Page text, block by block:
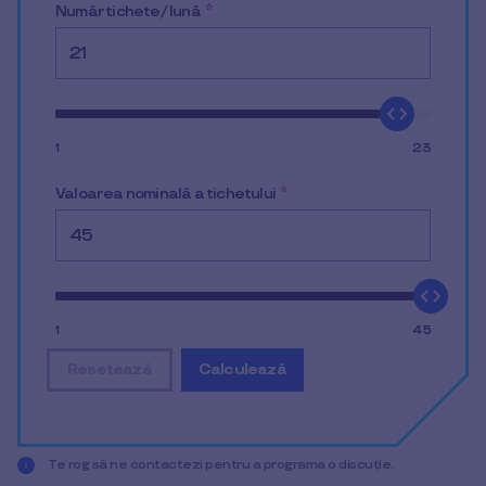
Număr tichete/ lună *
1 23
Valoarea nominală a tichetului *
1 45
reset all input data
Calculează
display the result of the
Te rog să ne contactezi pentru a programa o discuție.